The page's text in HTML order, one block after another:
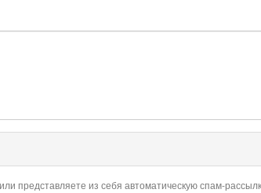
представляете из себя автоматическую спам-